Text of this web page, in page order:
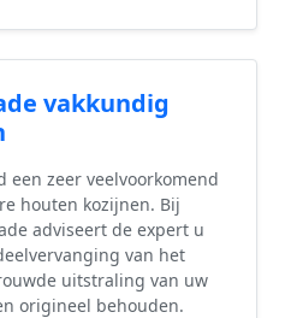
vakkundig
een zeer veelvoorkomend
houten kozijnen. Bij
adviseert de expert u
van het
uitstraling van uw
origineel behouden.